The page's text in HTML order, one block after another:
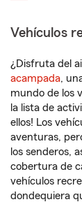
Vehículos
¿Disfruta del
acampada,
mundo de los
la lista de
ellos! Los
aventuras,
los senderos,
cobertura de
vehículos
dondequiera